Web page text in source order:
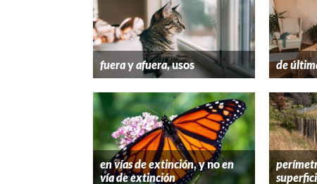
fuerayafuera, usos de
en vías de extinción, y noen
vía de extinción